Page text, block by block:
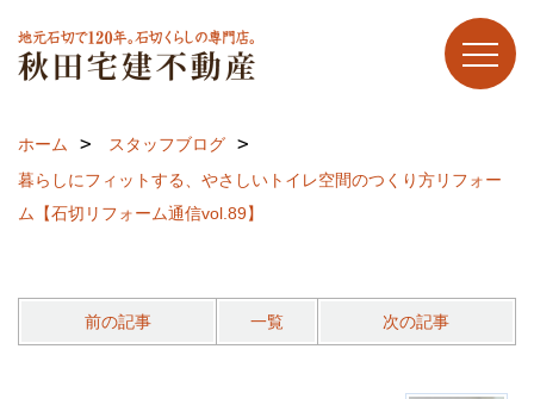
ホーム
スタッフブログ
暮らしにフィットする、やさしいトイレ空間のつくり方リフォー
ム【石切リフォーム通信vol.89】
前の記事 一覧 次の記事